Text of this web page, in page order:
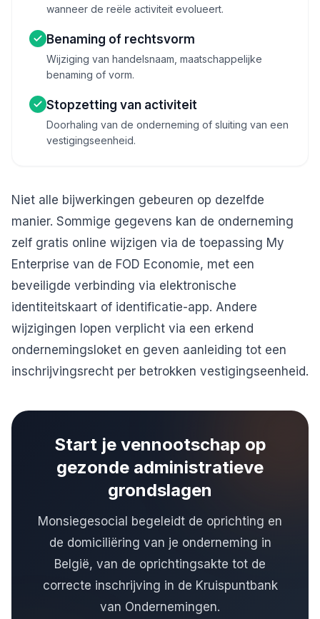
wanneer de reële activiteit evolueert.
Benaming of rechtsvorm
Wijziging van handelsnaam, maatschappelijke
benaming of vorm.
Stopzetting van activiteit
Doorhaling van de onderneming of sluiting van een
vestigingseenheid.
Niet alle bijwerkingen gebeuren op dezelfde
manier. Sommige gegevens kan de onderneming
zelf gratis online wijzigen via de toepassing My
Enterprise van de FOD Economie, met een
beveiligde verbinding via elektronische
identiteitskaart of identificatie-app. Andere
wijzigingen lopen verplicht via een erkend
ondernemingsloket en geven aanleiding tot een
inschrijvingsrecht per betrokken vestigingseenheid.
Start je vennootschap op
gezonde administratieve
grondslagen
Monsiegesocial begeleidt de oprichting en
de domiciliëring van je onderneming in
België, van de oprichtingsakte tot de
correcte inschrijving in de Kruispuntbank
van Ondernemingen.